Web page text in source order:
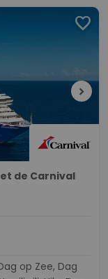
favorite
chevron_right
de Carnival